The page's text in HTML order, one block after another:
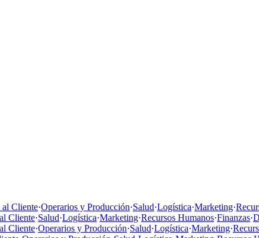
Cliente·Operarios y Producción·Salud·Logística·Marketing·
Cliente·Salud·Logística·Marketing·Recursos Humanos·Finanzas·
Cliente·Operarios y Producción·Salud·Logística·Marketing·